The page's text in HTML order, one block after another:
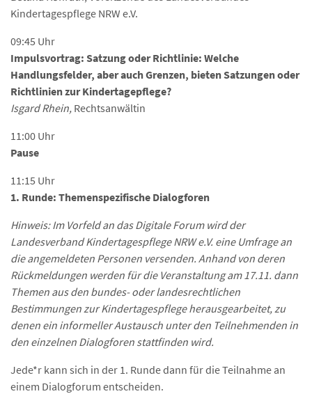
Kindertagespflege NRW e.V.
09:45 Uhr
Impulsvortrag: Satzung oder Richtlinie: Welche
Handlungsfelder, aber auch Grenzen, bieten Satzungen oder
Richtlinien zur Kindertagepflege?
Isgard Rhein, Rechtsanwältin
11:00 Uhr
Pause
11:15 Uhr
1. Runde: Themenspezifische Dialogforen
Hinweis: Im Vorfeld an das Digitale Forum wird der
Landesverband Kindertagespflege NRW e.V. eine Umfrage an
die angemeldeten Personen versenden. Anhand von deren
Rückmeldungen werden für die Veranstaltung am 17.11. dann
Themen aus den bundes- oder landesrechtlichen
Bestimmungen zur Kindertagespflege herausgearbeitet, zu
denen ein informeller Austausch unter den Teilnehmenden in
den einzelnen Dialogforen stattfinden wird.
Jede*r kann sich in der 1. Runde dann für die Teilnahme an
einem Dialogforum entscheiden.